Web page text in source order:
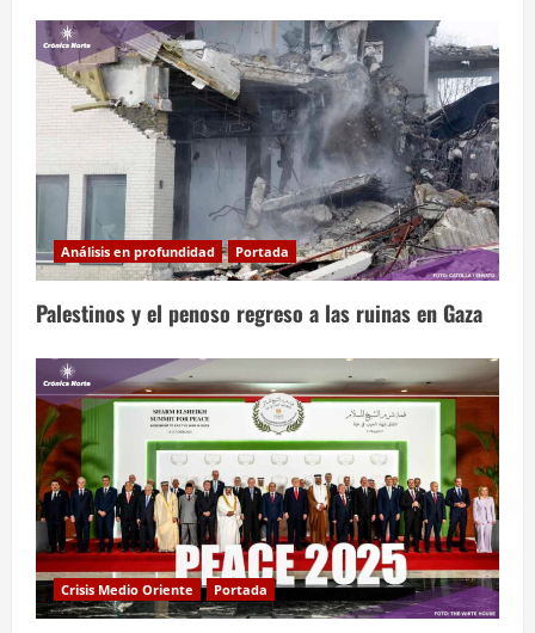
Análisis en profundidad Portada
Palestinos y el penoso regreso a las ruinas en Gaza
Crisis Medio Oriente Portada